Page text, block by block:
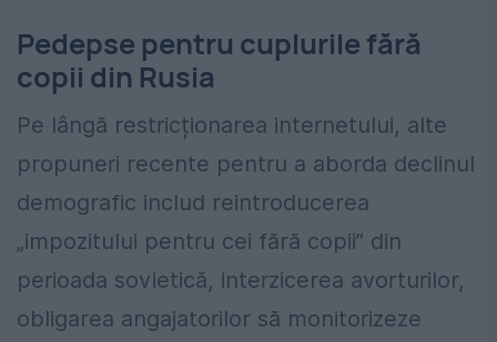
Pedepse pentru cuplurile fără
copii din Rusia
Pe lângă restricționarea internetului, alte
propuneri recente pentru a aborda declinul
demografic includ reintroducerea
„impozitului pentru cei fără copii” din
perioada sovietică, interzicerea avorturilor,
obligarea angajatorilor să monitorizeze